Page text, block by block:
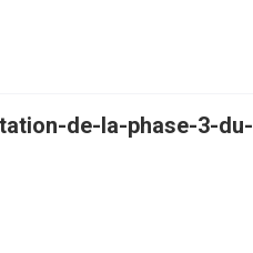
de-la-phase-3-du-